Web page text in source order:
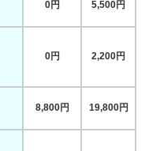
0円 5,500円
0円 2,200円
8,800円 19,800円